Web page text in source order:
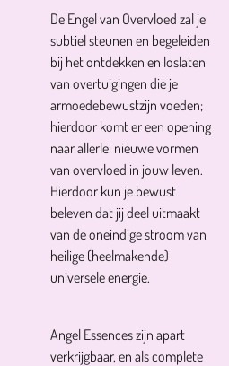
De Engel van Overvloed zal je
subtiel steunen en begeleiden
bij het ontdekken en loslaten
van overtuigingen die je
armoedebewustzijn voeden;
hierdoor komt er een opening
naar allerlei nieuwe vormen
van overvloed in jouw leven.
Hierdoor kun je bewust
beleven dat jij deel uitmaakt
van de oneindige stroom van
heilige (heelmakende)
universele energie.
Angel Essences zijn apart
verkrijgbaar, en als complete